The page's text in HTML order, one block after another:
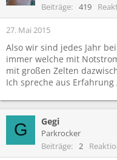
Beiträge
419
27. Mai 2015
Also wir sind jedes Jahr
immer welche mit
mit großen Zelten
Ich spreche aus Erfahrung
G Gegi
Parkrocker
Beiträge
2